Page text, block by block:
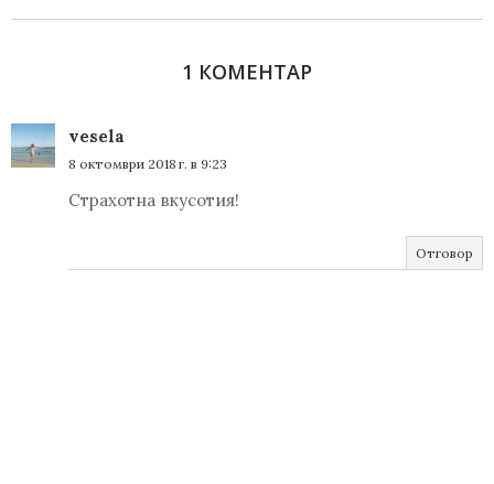
1 КОМЕНТАР
vesela
8 октомври 2018 г. в 9:23
Страхотна вкусотия!
Отговор